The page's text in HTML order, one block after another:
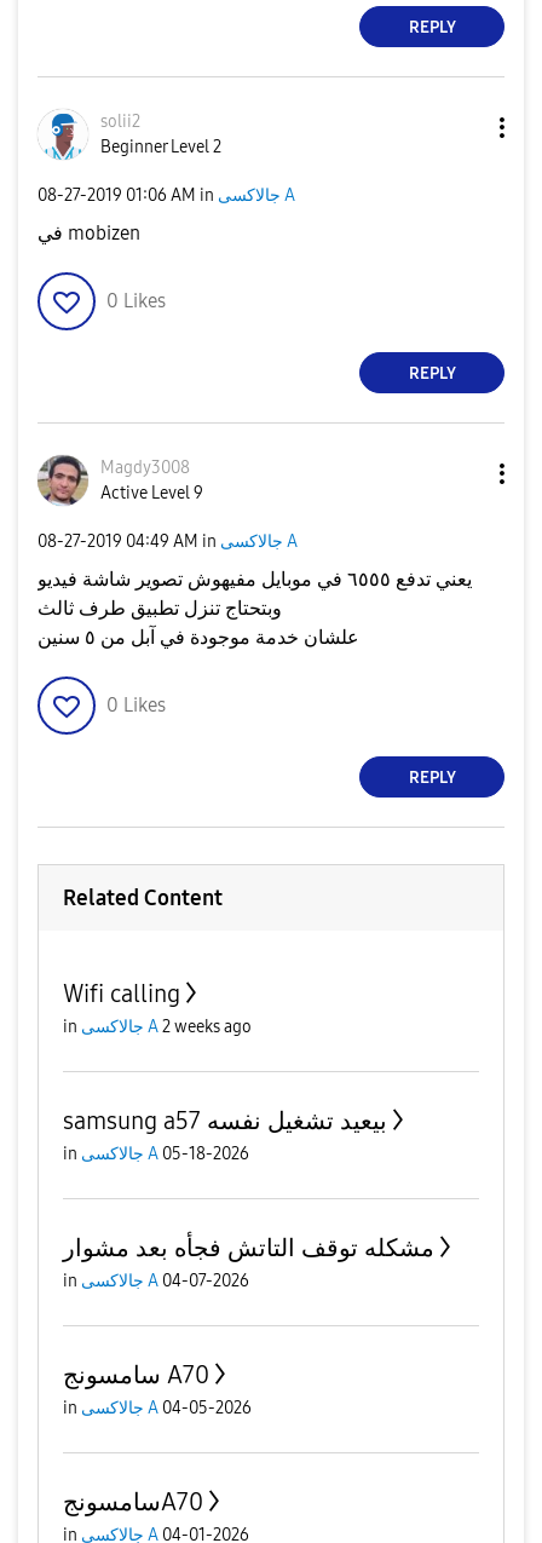
REPLY
solii2
Beginner Level 2
‎08-27-2019 01:06 AM in جالاكسى A
في mobizen
0 Likes
REPLY
Magdy3008
Active Level 9
‎08-27-2019 04:49 AM in جالاكسى A
يعني تدفع ٦٥٥٥ في موبايل مفيهوش تصوير شاشة فيديو
وبتحتاج تنزل تطبيق طرف ثالث
علشان خدمة موجودة في آبل من ٥ سنين
0 Likes
REPLY
Related Content
Wifi calling
in جالاكسى A2 weeks ago
samsung a57 بيعيد تشغيل نفسه
in جالاكسى A 05-18-2026
مشكله توقف التاتش فجأه بعد مشوار
in جالاكسى A 04-07-2026
سامسونج A70
in جالاكسى A 04-05-2026
سامسونجA70
in جالاكسى A 04-01-2026